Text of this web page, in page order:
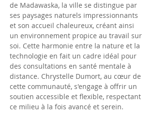
de Madawaska, la ville se distingue par
ses paysages naturels impressionnants
et son accueil chaleureux, créant ainsi
un environnement propice au travail sur
soi. Cette harmonie entre la nature et la
technologie en fait un cadre idéal pour
des consultations en santé mentale à
distance. Chrystelle Dumort, au cœur de
cette communauté, s'engage à offrir un
soutien accessible et flexible, respectant
ce milieu à la fois avancé et serein.